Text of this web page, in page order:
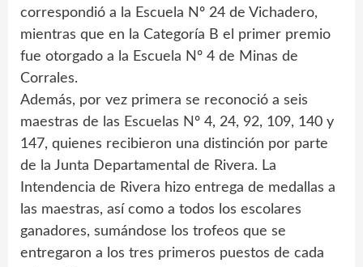
correspondió a la Escuela Nº 24 de Vichadero,
mientras que en la Categoría B el primer premio
fue otorgado a la Escuela Nº 4 de Minas de
Corrales.
Además, por vez primera se reconoció a seis
maestras de las Escuelas Nº 4, 24, 92, 109, 140 y
147, quienes recibieron una distinción por parte
de la Junta Departamental de Rivera. La
Intendencia de Rivera hizo entrega de medallas a
las maestras, así como a todos los escolares
ganadores, sumándose los trofeos que se
entregaron a los tres primeros puestos de cada